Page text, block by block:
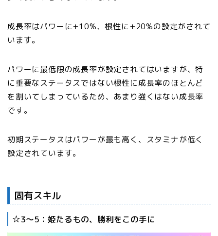
成長率はパワーに+10%、根性に+20%の設定がされて
います。
パワーに最低限の成長率が設定されてはいますが、特
に重要なステータスではない根性に成長率のほとんど
を割いてしまっているため、あまり強くはない成長率
です。
初期ステータスはパワーが最も高く、スタミナが低く
設定されています。
固有スキル
☆3〜5：姫たるもの、勝利をこの手に